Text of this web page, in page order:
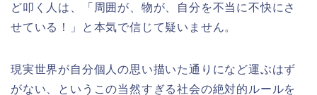
ど叩く人は、「周囲が、物が、自分を不当に不快にさ
せている！」と本気で信じて疑いません。
現実世界が自分個人の思い描いた通りになど運ぶはず
がない、というこの当然すぎる社会の絶対的ルールを